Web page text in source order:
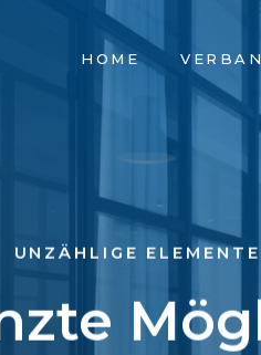
NAVIGATION
ÜBERSPRINGEN
HOME
UNZÄHLIGE ELEMENTE